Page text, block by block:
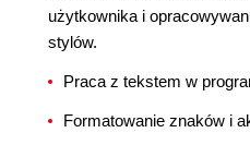
użytkownika i
stylów.
Praca z tekstem w
Formatowanie znaków i